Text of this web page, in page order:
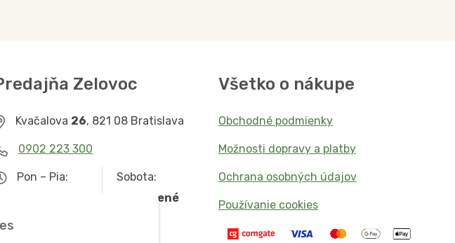
Zelovoc
Kvačalova 26, 821 08 Bratislava
0902 223 300
Pon – Pia:
Sobota:
Zatvorené
Všetko o nákupe
Obchodné podmienky
Možnosti dopravy a platby
Ochrana osobných údajov
Používanie cookies